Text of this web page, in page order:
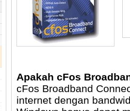
Apakah cFos
cFos Broadband
internet dengan